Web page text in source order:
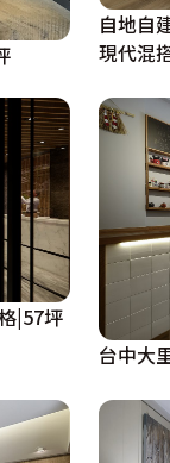
自地自
現代混
|57坪
台中大